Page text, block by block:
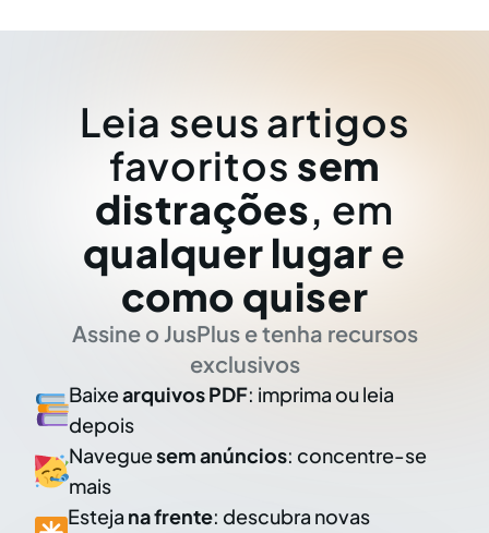
Leia seus artigos
favoritos sem
distrações, em
qualquer lugar e
como quiser
Assine o JusPlus e tenha recursos
exclusivos
Baixearquivos PDF: imprima ou leia
depois
Naveguesem anúncios: concentre-se
mais
Esteja na frente: descubra novas